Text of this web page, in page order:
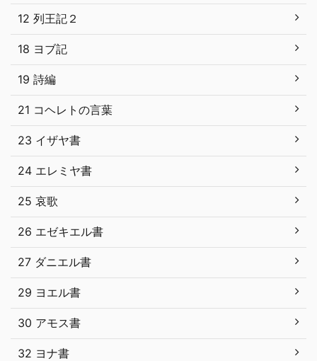
12 列王記２
18 ヨブ記
19 詩編
21 コヘレトの言葉
23 イザヤ書
24 エレミヤ書
25 哀歌
26 エゼキエル書
27 ダニエル書
29 ヨエル書
30 アモス書
32 ヨナ書